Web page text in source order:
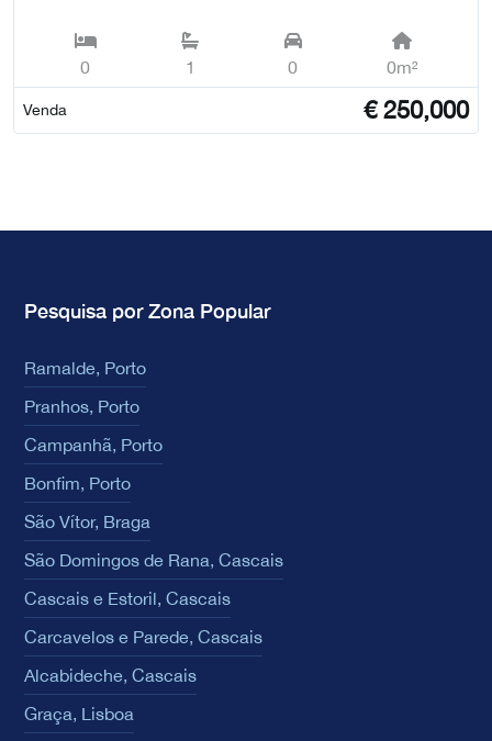
0 1 0 0m²
Venda €250,000
Pesquisa por Zona Popular
Ramalde, Porto
Pranhos, Porto
Campanhã, Porto
Bonfim, Porto
São Vítor, Braga
São Domingos de Rana, Cascais
Cascais e Estoril, Cascais
Carcavelos e Parede, Cascais
Alcabideche, Cascais
Graça, Lisboa